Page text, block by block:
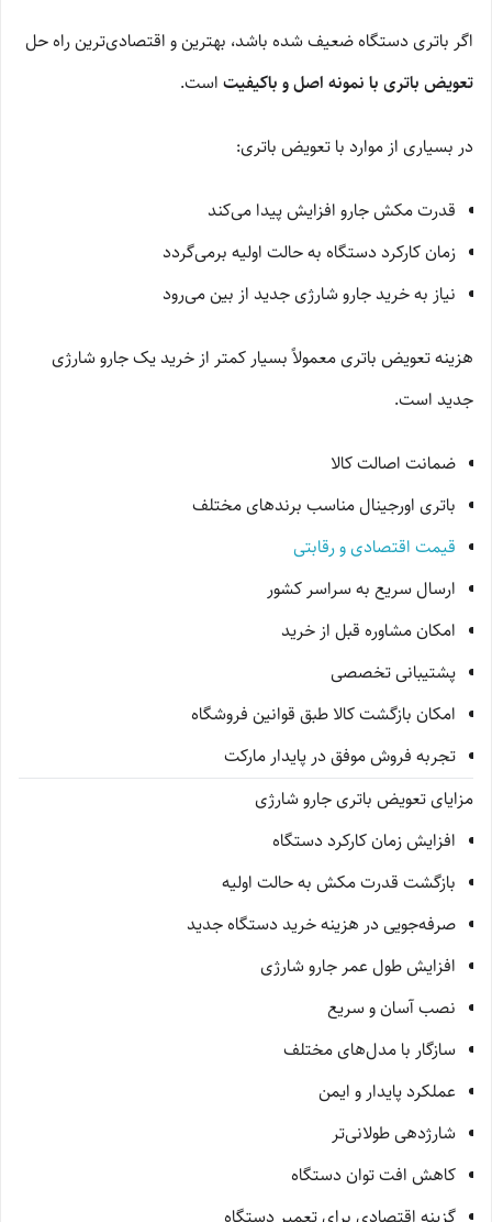
اگر باتری دستگاه ضعیف شده باشد، بهترین و اقتصادی‌ترین راه حل
تعویض باتری با نمونه اصل و باکیفیت است.
در بسیاری از موارد با تعویض باتری:
قدرت مکش جارو افزایش پیدا می‌کند
زمان کارکرد دستگاه به حالت اولیه برمی‌گردد
نیاز به خرید جارو شارژی جدید از بین می‌رود
هزینه تعویض باتری معمولاً بسیار کمتر از خرید یک جارو شارژی
جدید است.
ضمانت اصالت کالا
باتری اورجینال مناسب برندهای مختلف
قیمت اقتصادی و رقابتی
ارسال سریع به سراسر کشور
امکان مشاوره قبل از خرید
پشتیبانی تخصصی
امکان بازگشت کالا طبق قوانین فروشگاه
تجربه فروش موفق در پایدار مارکت
مزایای تعویض باتری جارو شارژی
افزایش زمان کارکرد دستگاه
بازگشت قدرت مکش به حالت اولیه
صرفه‌جویی در هزینه خرید دستگاه جدید
افزایش طول عمر جارو شارژی
نصب آسان و سریع
سازگار با مدل‌های مختلف
عملکرد پایدار و ایمن
شارژدهی طولانی‌تر
کاهش افت توان دستگاه